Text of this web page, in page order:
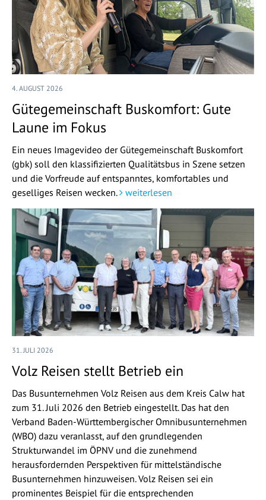
4. AUGUST 2026
Gütegemeinschaft Buskomfort: Gute
Laune im Fokus
Ein neues Imagevideo der Gütegemeinschaft Buskomfort
(gbk) soll den klassifizierten Qualitätsbus in Szene setzen
und die Vorfreude auf entspanntes, komfortables und
geselliges Reisen wecken.
weiterlesen
31. JULI 2026
Volz Reisen stellt Betrieb ein
Das Busunternehmen Volz Reisen aus dem Kreis Calw hat
zum 31. Juli 2026 den Betrieb eingestellt. Das hat den
Verband Baden-Württembergischer Omnibusunternehmen
(WBO) dazu veranlasst, auf den grundlegenden
Strukturwandel im ÖPNV und die zunehmend
herausfordernden Perspektiven für mittelständische
Busunternehmen hinzuweisen. Volz Reisen sei ein
prominentes Beispiel für die entsprechenden